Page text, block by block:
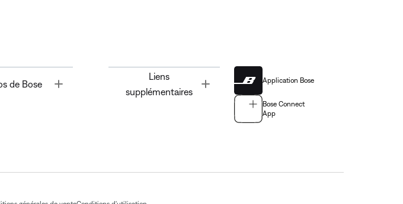
de Bose Toggle
Liens
supplémentaires
Application Bose
Bose Connect
App